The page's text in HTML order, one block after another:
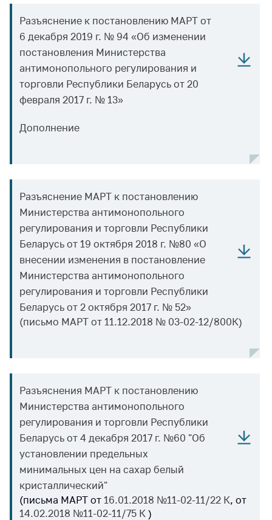
Сообщить о росте
цен
Ценообразование
на лекарственные
средства, изделия
медицинского
медицинскую
(отсутствия)
нарушения
антимонопольного
законодательства
Предостережения и
предупреждения
Общественное
обсуждение
проектов
ведения бизнеса
Рекомендации по
предотвращению
распространения
COVID-19 для
субъектов торговли,
общественного
питания, бытового
обслуживания
Разъяснение к постановлению МАРТ от
6 декабря 2019 г. № 94 «Об изменении
постановления Министерства
антимонопольного регулирования и
торговли Республики Беларусь от 20
февраля 2017 г. № 13»
Дополнение
Разъяснение МАРТ к постановлению
Министерства антимонопольного
регулирования и торговли Республики
Беларусь от 19 октября 2018 г. №80 «О
внесении изменения в постановление
Министерства антимонопольного
регулирования и торговли Республики
Беларусь от 2 октября 2017 г. № 52»
(письмо МАРТ от 11.12.2018 № 03-02-12/800К)
Разъяснения МАРТ к постановлению
Министерства антимонопольного
регулирования и торговли Республики
Беларусь от 4 декабря 2017 г. №60 "Об
установлении предельных
минимальных цен на сахар белый
кристаллический"
(письма МАРТ от 16.01.2018 №11-02-11/22 К, от
14.02.2018 №11-02-11/75 К )